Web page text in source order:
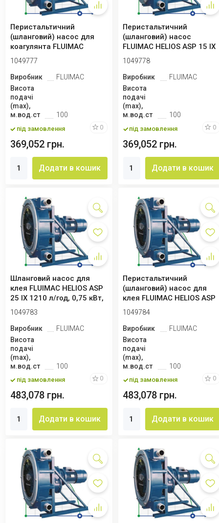
Перистальтичний
(шланговий) насос для
коагулянта FLUIMAC
HELIOS ASP 15 IX 289...
1049777
Виробник
FLUIMAC
Висота
подачі
(max),
м.вод.ст
100
під замовлення 0
369,052 грн.
Додати в кошик
Перистальтичний
(шланговий) насос
FLUIMAC HELIOS ASP 15 IX
435 л/год, 0,37 кВ...
1049778
Виробник
FLUIMAC
Висота
подачі
(max),
м.вод.ст
100
під замовлення 0
369,052 грн.
Додати в кошик
Шланговий насос для
клея FLUIMAC HELIOS ASP
25 IX 1210 л/год, 0,75 кВт,
63 об...
1049783
Виробник
FLUIMAC
Висота
подачі
(max),
м.вод.ст
100
під замовлення 0
483,078 грн.
Додати в кошик
Перистальтичний
(шланговий) насос для
клея FLUIMAC HELIOS ASP
25 IX 1880 л/го...
1049784
Виробник
FLUIMAC
Висота
подачі
(max),
м.вод.ст
100
під замовлення 0
483,078 грн.
Додати в кошик